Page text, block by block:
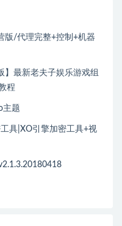
版/代理完整+控制+机器
】最新老夫子娱乐游戏组
程
主题
具|XO引擎加密工具+视